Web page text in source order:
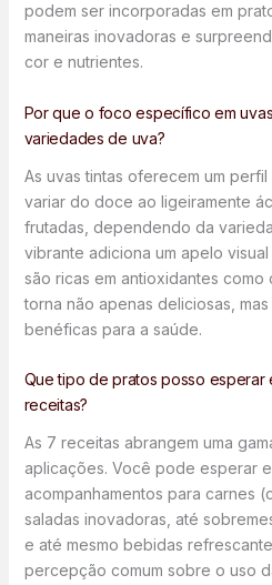
podem ser incorporadas em
maneiras inovadoras e
cor e nutrientes.
Por que o foco específico em
variedades de uva?
As uvas tintas oferecem um
variar do doce ao ligeiramente
frutadas, dependendo da
vibrante adiciona um apelo
são ricas em antioxidantes
torna não apenas deliciosas,
benéficas para a saúde.
Que tipo de pratos posso esperar
receitas?
As 7 receitas abrangem uma
aplicações. Você pode esperar
acompanhamentos para carnes
saladas inovadoras, até
e até mesmo bebidas
percepção comum sobre o uso